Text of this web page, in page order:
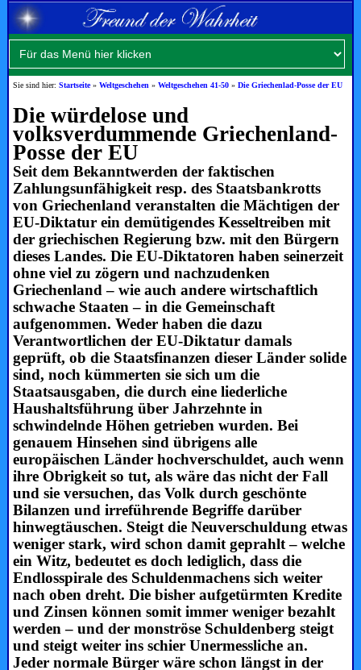
Sie sind hier:Startseite»Weltgeschehen »Weltgeschehen 41-50 »Die Griechenlad-Posse der EU
Die würdelose und
volksverdummende Griechenland-
Posse der EU
Seit dem Bekanntwerden der faktischen
Zahlungsunfähigkeit resp. des Staatsbankrotts
von Griechenland veranstalten die Mächtigen der
EU-Diktatur ein demütigendes Kesseltreiben mit
der griechischen Regierung bzw. mit den Bürgern
dieses Landes. Die EU-Diktatoren haben seinerzeit
ohne viel zu zögern und nachzudenken
Griechenland – wie auch andere wirtschaftlich
schwache Staaten – in die Gemeinschaft
aufgenommen. Weder haben die dazu
Verantwortlichen der EU-Diktatur damals
geprüft, ob die Staatsfinanzen dieser Länder solide
sind, noch kümmerten sie sich um die
Staatsausgaben, die durch eine liederliche
Haushaltsführung über Jahrzehnte in
schwindelnde Höhen getrieben wurden. Bei
genauem Hinsehen sind übrigens alle
europäischen Länder hochverschuldet, auch wenn
ihre Obrigkeit so tut, als wäre das nicht der Fall
und sie versuchen, das Volk durch geschönte
Bilanzen und irreführende Begriffe darüber
hinwegtäuschen. Steigt die Neuverschuldung etwas
weniger stark, wird schon damit geprahlt – welche
ein Witz, bedeutet es doch lediglich, dass die
Endlosspirale des Schuldenmachens sich weiter
nach oben dreht. Die bisher aufgetürmten Kredite
und Zinsen können somit immer weniger bezahlt
werden – und der monströse Schuldenberg steigt
und steigt weiter ins schier Unermessliche an.
Jeder normale Bürger wäre schon längst in der